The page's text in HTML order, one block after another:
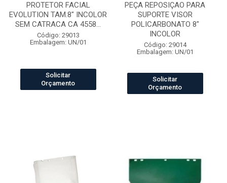
PROTETOR FACIAL
EVOLUTION TAM.8" INCOLOR
SEM CATRACA CA 4558...
Código: 29013
Embalagem: UN/01
Solicitar
Orçamento
PEÇA REPOSIÇAO PARA
SUPORTE VISOR
POLICARBONATO 8"
INCOLOR
Código: 29014
Embalagem: UN/01
Solicitar
Orçamento